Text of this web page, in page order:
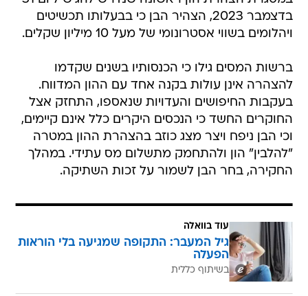
בדצמבר 2023, הצהיר הבן כי בבעלותו תכשיטים
ויהלומים בשווי אסטרונומי של מעל 10 מיליון שקלים.
ברשות המסים גילו כי הכנסותיו בשנים שקדמו
להצהרה אינן עולות בקנה אחד עם ההון המדווח.
בעקבות החיפושים והעדויות שנאספו, התחזק אצל
החוקרים החשד כי הנכסים היקרים כלל אינם קיימים,
וכי הבן ניפח ויצר מצג כוזב בהצהרת ההון במטרה
"להלבין" הון ולהתחמק מתשלום מס עתידי. במהלך
החקירה, בחר הבן לשמור על זכות השתיקה.
עוד בוואלה
גיל המעבר: התקופה שמגיעה בלי הוראות
הפעלה
בשיתוף כללית